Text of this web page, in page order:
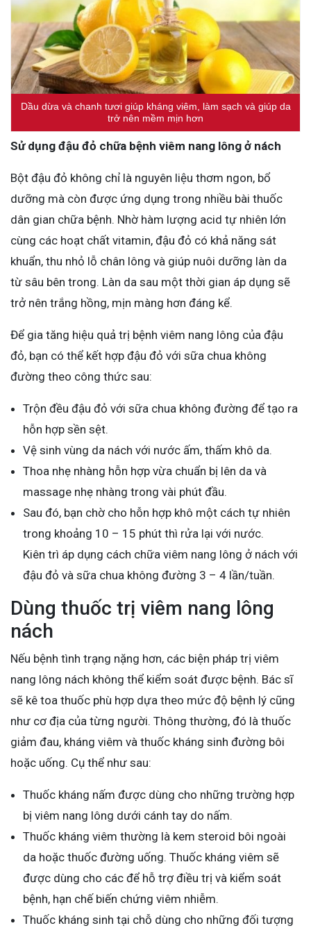
Dầu dừa và chanh tươi giúp kháng viêm, làm sạch và giúp da
trở nên mềm mịn hơn
Sử dụng đậu đỏ chữa bệnh viêm nang lông ở nách
Bột đậu đỏ không chỉ là nguyên liệu thơm ngon, bổ
dưỡng mà còn được ứng dụng trong nhiều bài thuốc
dân gian chữa bệnh. Nhờ hàm lượng acid tự nhiên lớn
cùng các hoạt chất vitamin, đậu đỏ có khả năng sát
khuẩn, thu nhỏ lỗ chân lông và giúp nuôi dưỡng làn da
từ sâu bên trong. Làn da sau một thời gian áp dụng sẽ
trở nên trắng hồng, mịn màng hơn đáng kể.
Để gia tăng hiệu quả trị bệnh viêm nang lông của đậu
đỏ, bạn có thể kết hợp đậu đỏ với sữa chua không
đường theo công thức sau:
Trộn đều đậu đỏ với sữa chua không đường để tạo ra
hỗn hợp sền sệt.
Vệ sinh vùng da nách với nước ấm, thấm khô da.
Thoa nhẹ nhàng hỗn hợp vừa chuẩn bị lên da và
massage nhẹ nhàng trong vài phút đầu.
Sau đó, bạn chờ cho hỗn hợp khô một cách tự nhiên
trong khoảng 10 – 15 phút thì rửa lại với nước.
Kiên trì áp dụng cách chữa viêm nang lông ở nách với
đậu đỏ và sữa chua không đường 3 – 4 lần/tuần.
Dùng thuốc trị viêm nang lông
nách
Nếu bệnh tình trạng nặng hơn, các biện pháp trị viêm
nang lông nách không thể kiểm soát được bệnh. Bác sĩ
sẽ kê toa thuốc phù hợp dựa theo mức độ bệnh lý cũng
như cơ địa của từng người. Thông thường, đó là thuốc
giảm đau, kháng viêm và thuốc kháng sinh đường bôi
hoặc uống. Cụ thể như sau:
Thuốc kháng nấm được dùng cho những trường hợp
bị viêm nang lông dưới cánh tay do nấm.
Thuốc kháng viêm thường là kem steroid bôi ngoài
da hoặc thuốc đường uống. Thuốc kháng viêm sẽ
được dùng cho các để hỗ trợ điều trị và kiểm soát
bệnh, hạn chế biến chứng viêm nhiễm.
Thuốc kháng sinh tại chỗ dùng cho những đối tượng